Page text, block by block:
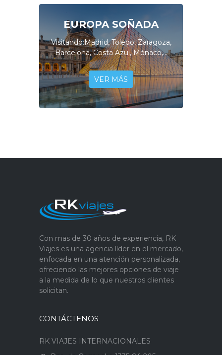
EUROPA SOÑADA
Visitando:Madrid, Toledo, Zaragoza,
Barcelona, Costa Azul, Mónaco,...
VER MÁS
Con mas de 30 años de experiencia, RK
Viajes es una agencia líder en el mercado,
enfocada en una atención personalizada,
ofreciendo las mejores opciones de viaje
a la medida de lo que nuestros clientes
solicitan.
CONTÁCTENOS
RK VIAJES INTERNACIONALES